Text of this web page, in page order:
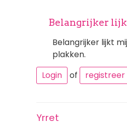
Belangrijker
Belangrijker lijkt
plakken.
Login
of registreer
Yrret